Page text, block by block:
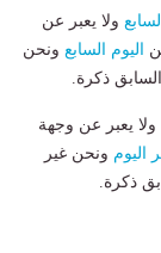
ولا يعبر عن
اليوم السابع ونحن
ذكرة.
ولا يعبر عن وجهة
اليوم ونحن غير
ذكرة.